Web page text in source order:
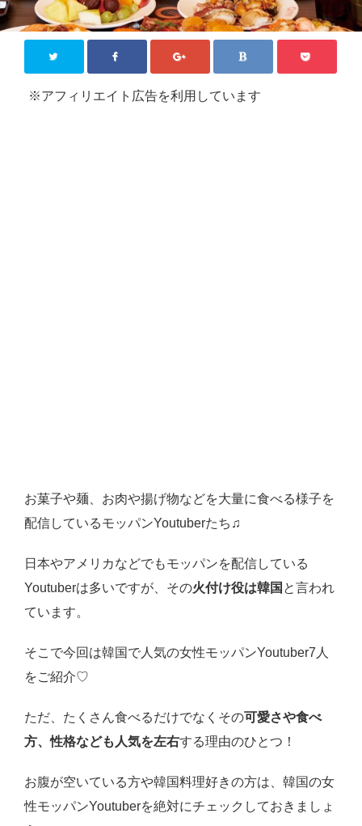
※アフィリエイト広告を利用しています
お菓子や麺、お肉や揚げ物などを大量に食べる様子を
配信しているモッパンYoutuberたち♫
日本やアメリカなどでもモッパンを配信している
Youtuberは多いですが、その火付け役は韓国 と言われ
ています。
そこで今回は韓国で人気の女性モッパンYoutuber7人
をご紹介♡
ただ、たくさん食べるだけでなくその可愛さや食べ
方、性格なども人気を左右する理由のひとつ！
お腹が空いている方や韓国料理好きの方は、韓国の女
性モッパンYoutuberを絶対にチェックしておきましょ